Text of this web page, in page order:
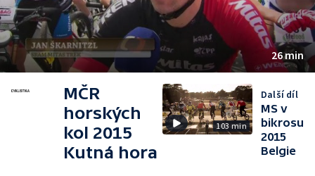
26 min
MČR
horských
kol 2015
Kutná hora
103 min
Další díl
MS v
bikrosu
2015
Belgie